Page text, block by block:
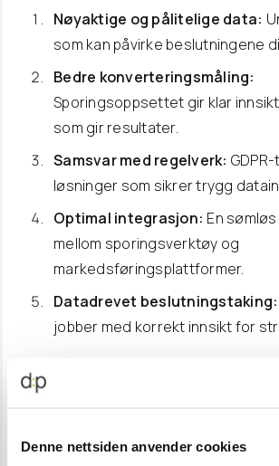
Denne nettsiden anvender cookies
Nøyaktige og pålitelige data:
som kan påvirke beslutningene
Bedre konverteringsmåling:
Sporingsoppsettet gir klar
som gir resultater.
Samsvar med regelverk:
løsninger som sikrer trygg
Optimal integrasjon: En
mellom sporingsverktøy og
markedsføringsplattformer.
Datadrevet beslutningstaking:
jobber med korrekt innsikt for
Få kontroll over
får pålitelige data og oppfyller